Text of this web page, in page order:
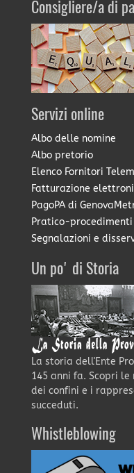
Consigliere/a di
Servizi online
Albo delle nomine
Albo pretorio
Elenco Fornitori
Fatturazione
PagoPA di
Pratico-
Segnalazioni e
Un po' di Storia
La storia dell'Ente
145 anni fa. Scopri
dei confini e i
succeduti.
Whistleblowing